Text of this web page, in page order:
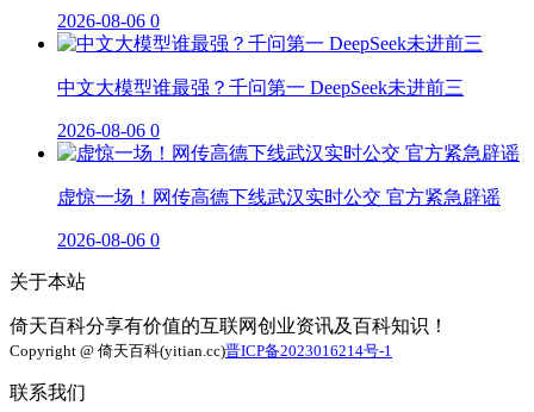
2026-08-06 0
中文大模型谁最强？千问第一 DeepSeek未进前三
2026-08-06 0
虚惊一场！网传高德下线武汉实时公交 官方紧急辟谣
2026-08-06 0
关于本站
倚天百科分享有价值的互联网创业资讯及百科知识！
Copyright @ 倚天百科(yitian.cc)晋ICP备2023016214号-1
联系我们